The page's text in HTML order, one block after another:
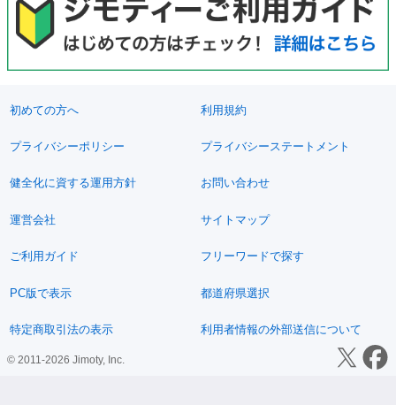
初めての方へ 利用規約
プライバシーポリシー プライバシーステートメント
健全化に資する運用方針 お問い合わせ
運営会社 サイトマップ
ご利用ガイド フリーワードで探す
PC版で表示 都道府県選択
特定商取引法の表示 利用者情報の外部送信について
© 2011-2026 Jimoty, Inc.